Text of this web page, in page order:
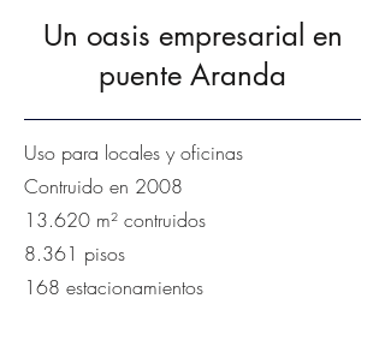
Un oasis empresarial en
puente Aranda
Uso para locales y oficinas
Contruido en 2008
13.620 m² contruidos
8.361 pisos
168 estacionamientos